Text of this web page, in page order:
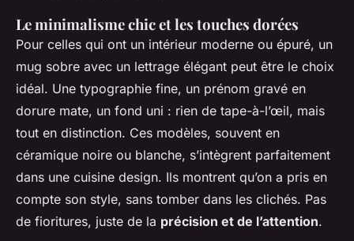
Le minimalisme chic et les touches dorées
Pour celles qui ont un intérieur moderne ou épuré, un
mug sobre avec un lettrage élégant peut être le choix
idéal. Une typographie fine, un prénom gravé en
dorure mate, un fond uni : rien de tape-à-l’œil, mais
tout en distinction. Ces modèles, souvent en
céramique noire ou blanche, s’intègrent parfaitement
dans une cuisine design. Ils montrent qu’on a pris en
compte son style, sans tomber dans les clichés. Pas
de fioritures, juste de la précision et de l’attention.